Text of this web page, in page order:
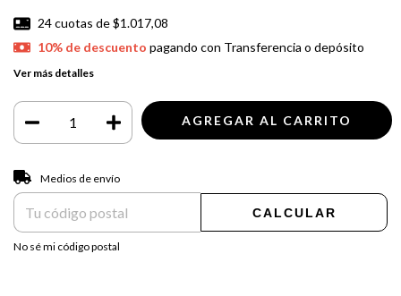
24cuotas de$1.017,08
10% de descuento pagando con Transferencia o depósito
Ver más detalles
Entregas para el CP:
Medios de envío
CALCULAR
No sé mi código postal